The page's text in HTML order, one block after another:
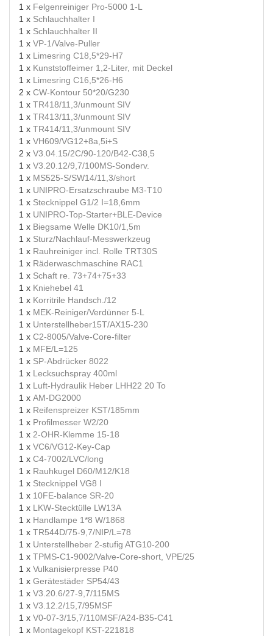
1 x Felgenreiniger Pro-5000 1-L
1 x Schlauchhalter I
1 x Schlauchhalter II
1 x VP-1/Valve-Puller
1 x Limesring C18,5*29-H7
1 x Kunststoffeimer 1,2-Liter, mit Deckel
1 x Limesring C16,5*26-H6
2 x CW-Kontour 50*20/G230
1 x TR418/11,3/unmount SIV
1 x TR413/11,3/unmount SIV
1 x TR414/11,3/unmount SIV
1 x VH609/VG12+8a,5i+S
2 x V3.04.15/2C/90-120/B42-C38,5
1 x V3.20.12/9,7/100MS-Sonderv.
1 x MS525-S/SW14/11,3/short
1 x UNIPRO-Ersatzschraube M3-T10
1 x Stecknippel G1/2 I=18,6mm
1 x UNIPRO-Top-Starter+BLE-Device
1 x Biegsame Welle DK10/1,5m
1 x Sturz/Nachlauf-Messwerkzeug
1 x Rauhreiniger incl. Rolle TRT30S
1 x Räderwaschmaschine RAC1
1 x Schaft re. 73+74+75+33
1 x Kniehebel 41
1 x Korritrile Handsch./12
1 x MEK-Reiniger/Verdünner 5-L
1 x Unterstellheber15T/AX15-230
1 x C2-8005/Valve-Core-filter
1 x MFE/L=125
1 x SP-Abdrücker 8022
1 x Lecksuchspray 400ml
1 x Luft-Hydraulik Heber LHH22 20 To
1 x AM-DG2000
1 x Reifenspreizer KST/185mm
1 x Profilmesser W2/20
1 x 2-OHR-Klemme 15-18
1 x VC6/VG12-Key-Cap
1 x C4-7002/LVC/long
1 x Rauhkugel D60/M12/K18
1 x Stecknippel VG8 I
1 x 10FE-balance SR-20
1 x LKW-Stecktülle LW13A
1 x Handlampe 1*8 W/1868
1 x TR544D/75-9,7/NIP/L=78
1 x Unterstellheber 2-stufig ATG10-200
1 x TPMS-C1-9002/Valve-Core-short, VPE/25
1 x Vulkanisierpresse P40
1 x Gerätestäder SP54/43
1 x V3.20.6/27-9,7/115MS
1 x V3.12.2/15,7/95MSF
1 x V0-07-3/15,7/110MSF/A24-B35-C41
1 x Montagekopf KST-221818